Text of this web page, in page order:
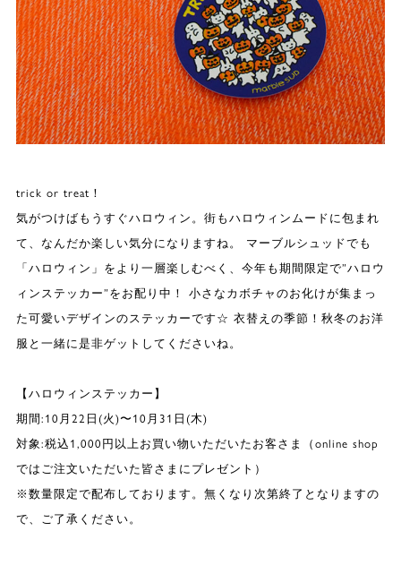
trick or treat！
気がつけばもうすぐハロウィン。街もハロウィンムードに包まれ
て、なんだか楽しい気分になりますね。 マーブルシュッドでも
「ハロウィン」をより一層楽しむべく、今年も期間限定で”ハロウ
ィンステッカー”をお配り中！ 小さなカボチャのお化けが集まっ
た可愛いデザインのステッカーです☆ 衣替えの季節！秋冬のお洋
服と一緒に是非ゲットしてくださいね。
【ハロウィンステッカー】
期間:10月22日(火)〜10月31日(木)
対象:税込1,000円以上お買い物いただいたお客さま（online shop
ではご注文いただいた皆さまにプレゼント）
※数量限定で配布しております。無くなり次第終了となりますの
で、ご了承ください。